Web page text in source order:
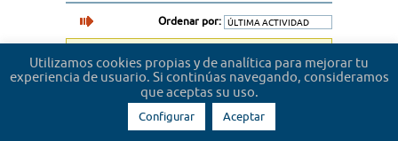
Ordenar por:
Utilizamos cookies propias y de analítica para mejorar tu
experiencia de usuario. Si continúas navegando, consideramos
que aceptas su uso.
Configurar Aceptar